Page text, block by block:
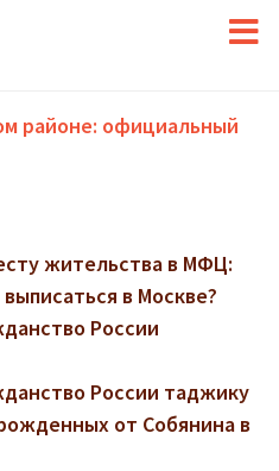
районе: официальный
жительства в МФЦ:
в Москве?
России
России таджику
от Собянина в